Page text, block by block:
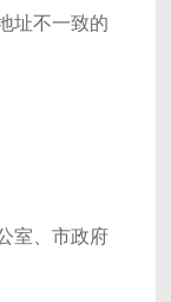
址不一致的
室、市政府